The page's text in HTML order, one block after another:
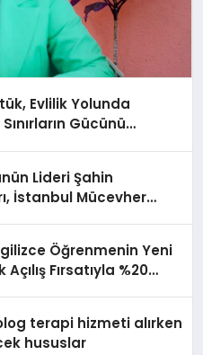
Evlilik Yolunda
Gücünü
Lideri Şahin
İstanbul Mücevher
Öğrenmenin Yeni
Fırsatıyla %20
terapi hizmeti alırken
hususlar